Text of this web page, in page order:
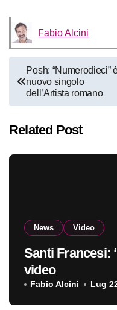
Fabio Alcini
Navigazione
articoli
Posh: “Numerodieci”
nuovo singolo
dell’Artista romano
Related Post
News Video
Santi Francesi:
video
Fabio Alcini Lug